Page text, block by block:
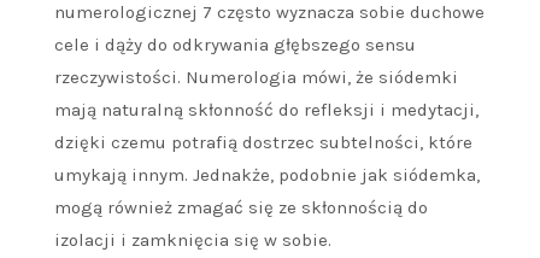
numerologicznej 7 często wyznacza sobie duchowe
cele i dąży do odkrywania głębszego sensu
rzeczywistości. Numerologia mówi, że siódemki
mają naturalną skłonność do refleksji i medytacji,
dzięki czemu potrafią dostrzec subtelności, które
umykają innym. Jednakże, podobnie jak siódemka,
mogą również zmagać się ze skłonnością do
izolacji i zamknięcia się w sobie.